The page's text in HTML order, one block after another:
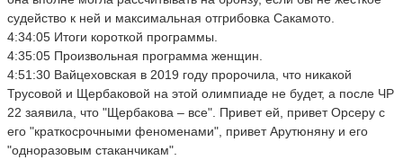
судейство к ней и максимальная отгрибовка Сакамото.
4:34:05 Итоги короткой программы.
4:35:05 Произвольная программа женщин.
4:51:30 Вайцеховская в 2019 году пророчила, что никакой
Трусовой и Щербаковой на этой олимпиаде не будет, а после ЧР
22 заявила, что "Щербакова – все". Привет ей, привет Орсеру с
его "краткосрочными феноменами", привет Арутюняну и его
"одноразовым стаканчикам".